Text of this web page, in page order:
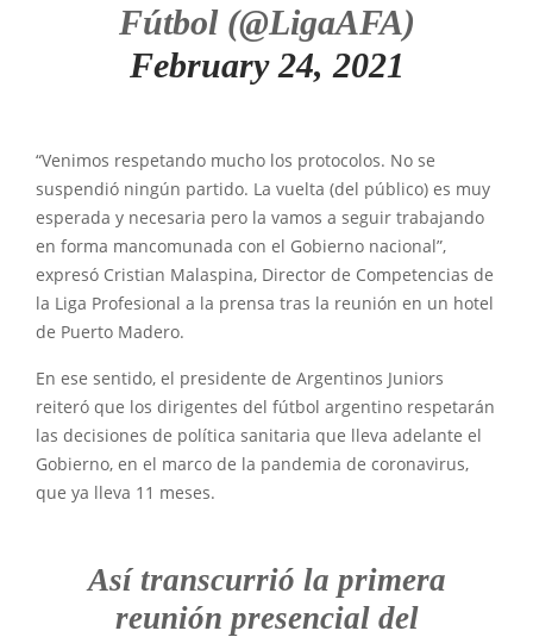
Fútbol (@LigaAFA)
February 24, 2021
“Venimos respetando mucho los protocolos. No se
suspendió ningún partido. La vuelta (del público) es muy
esperada y necesaria pero la vamos a seguir trabajando
en forma mancomunada con el Gobierno nacional”,
expresó Cristian Malaspina, Director de Competencias de
la Liga Profesional a la prensa tras la reunión en un hotel
de Puerto Madero.
En ese sentido, el presidente de Argentinos Juniors
reiteró que los dirigentes del fútbol argentino respetarán
las decisiones de política sanitaria que lleva adelante el
Gobierno, en el marco de la pandemia de coronavirus,
que ya lleva 11 meses.
Así transcurrió la primera
reunión presencial del